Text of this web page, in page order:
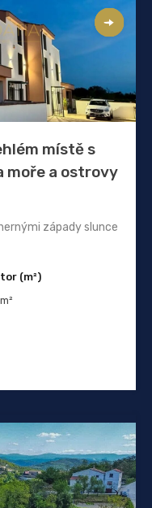
místě s
moře a ostrovy
západy slunce
(m²)
m²